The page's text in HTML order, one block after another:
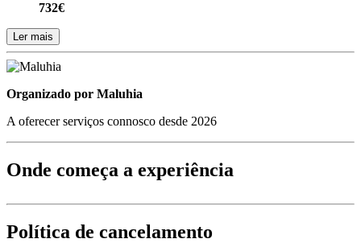
732€
Ler mais
Organizado por
Organizado por Maluhia
A oferecer serviços connosco desde 2026
Onde começa a experiência
Política de cancelamento